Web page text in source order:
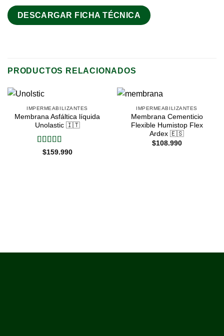
DESCARGAR FICHA TÉCNICA
PRODUCTOS RELACIONADOS
IMPERMEABILIZANTES
Membrana Asfáltica líquida
Unolastic 🇮🇹
Valorado
$159.990
IMPERMEABILIZANTES
Membrana Cementicio
Flexible Humistop Flex
Ardex 🇪🇸
$108.990